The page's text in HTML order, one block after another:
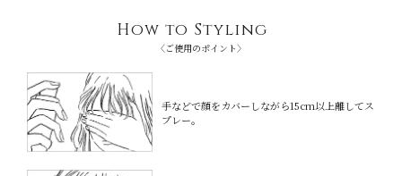
How to Styling
〈ご使用のポイント〉
手などで顔をカバーしながら15cm以上離してス
プレー。